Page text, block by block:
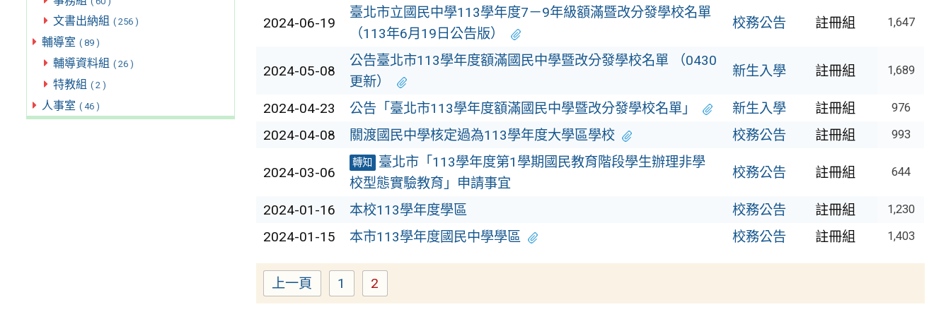
文書出納組 ( 256 )
輔導室 ( 89 )
輔導資料組 ( 26 )
特教組 ( 2 )
人事室 ( 46 )
2024-06-19
臺北市立國民中學113學年度7－9年級額滿暨改分發學校名單
（113年6月19日公告版）
校務公告 註冊組 1,647
2024-05-08
公告臺北市113學年度額滿國民中學暨改分發學校名單 （0430
更新）
新生入學 註冊組 1,689
2024-04-23 公告「臺北市113學年度額滿國民中學暨改分發學校名單」 新生入學 註冊組 976
2024-04-08 關渡國民中學核定過為113學年度大學區學校 校務公告 註冊組 993
2024-03-06
轉知
臺北市「113學年度第1學期國民教育階段學生辦理非學
校型態實驗教育」申請事宜
校務公告 註冊組 644
2024-01-16 本校113學年度學區 校務公告 註冊組 1,230
2024-01-15 本市113學年度國民中學學區 校務公告 註冊組 1,403
上一頁 Page
1 2